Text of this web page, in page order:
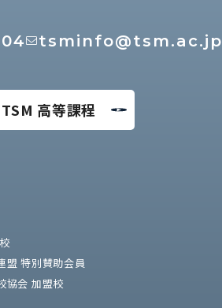
tsminfo@tsm.ac.jp
TSM 高等課程
盟 特別賛助会員
協会 加盟校